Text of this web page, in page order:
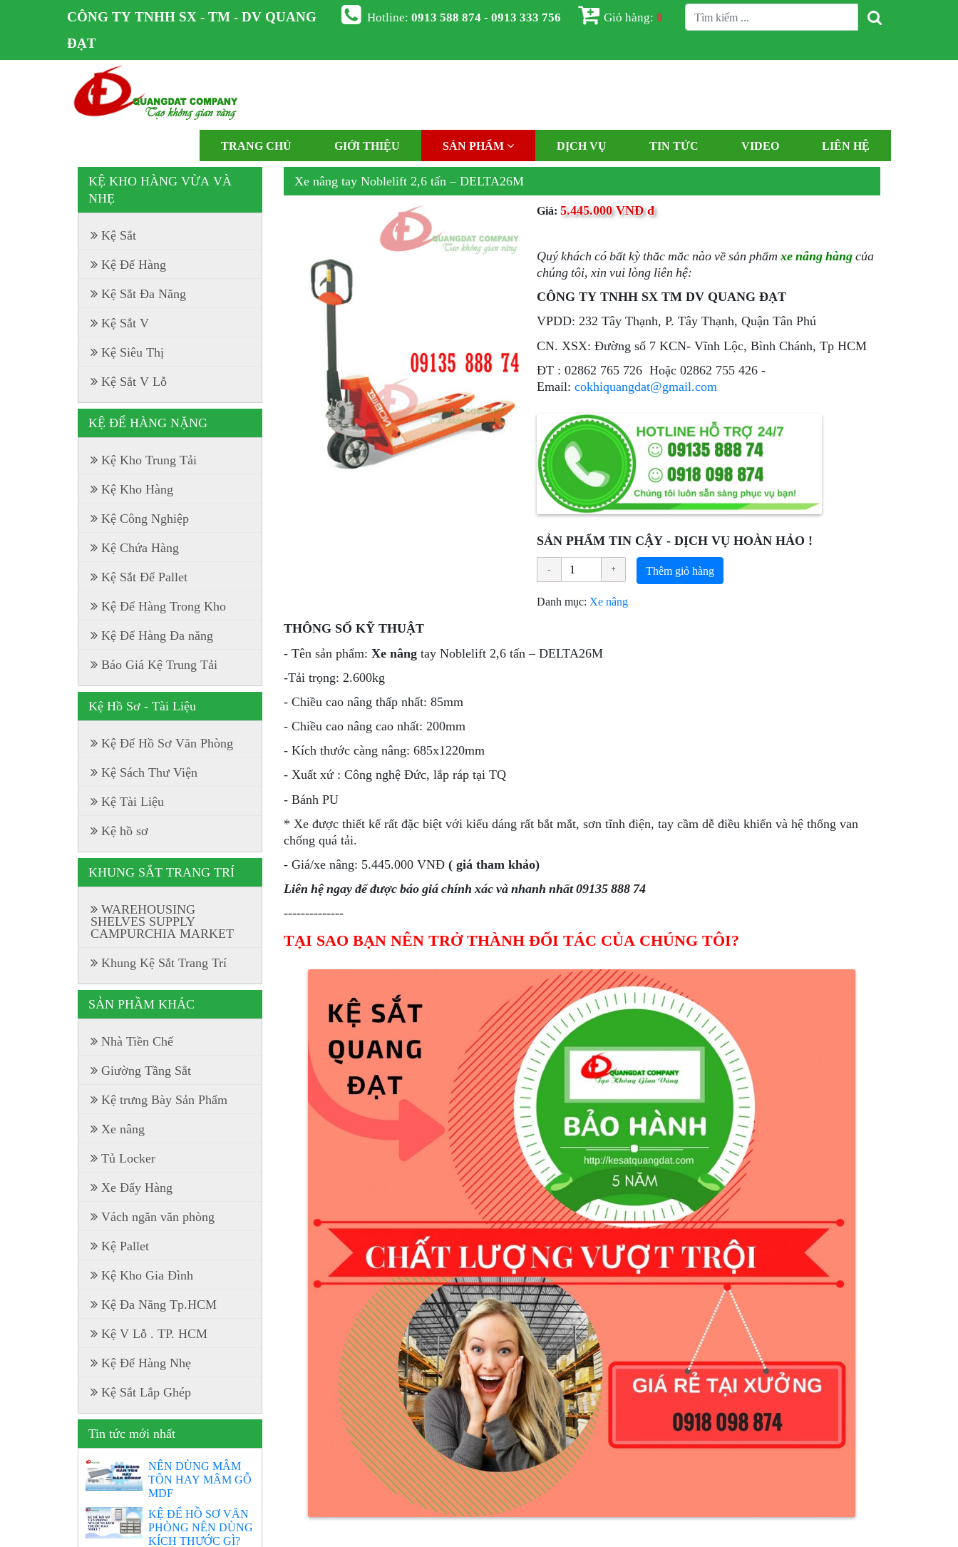
CÔNG TY TNHH SX - TM - DV QUANG
ĐẠT
Hotline:0913 588 874 - 0913 333 756 Giỏ hàng:0
TRANG CHỦ GIỚI THIỆU SẢN PHẨM DỊCH VỤ TIN TỨC VIDEO LIÊN HỆ
Xe nâng tay Noblelift 2,6 tấn – DELTA26M
Giá: 5.445.000 VNĐ đ
Quý khách có bất kỳ thắc mắc nào về sản phẩm xe nâng hàngcủa
chúng tôi, xin vui lòng liên hệ:
CÔNG TY TNHH SX TM DV QUANG ĐẠT
VPDD: 232 Tây Thạnh, P. Tây Thạnh, Quận Tân Phú
CN. XSX: Đường số 7 KCN- Vĩnh Lộc, Bình Chánh, Tp HCM
ÐT : 02862 765 726 Hoặc 02862 755 426 -
Email: cokhiquangdat@gmail.com
SẢN PHẨM TIN CẬY - DỊCH VỤ HOÀN HẢO !
Thêm giỏ hàng
Danh mục: Xe nâng
THÔNG SỐ KỸ THUẬT
- Tên sản phẩm:Xe nâng tay Noblelift 2,6 tấn – DELTA26M
-Tải trọng: 2.600kg
- Chiều cao nâng thấp nhất: 85mm
- Chiều cao nâng cao nhất: 200mm
- Kích thước càng nâng: 685x1220mm
- Xuất xứ : Công nghệ Đức, lắp ráp tại TQ
- Bánh PU
* Xe được thiết kế rất đặc biệt với kiểu dáng rất bắt mắt, sơn tĩnh điện, tay cầm dễ điều khiển và hệ thống van
chống quá tải.
- Giá/xe nâng: 5.445.000 VNĐ( giá tham khảo)
Liên hệ ngay để được báo giá chính xác và nhanh nhất 09135 888 74
--------------
TẠI SAO BẠN NÊN TRỞ THÀNH ĐỐI TÁC CỦA CHÚNG TÔI?
KỆ KHO HÀNG VỪA VÀ
NHẸ
Kệ Sắt
Kệ Để Hàng
Kệ Sắt Đa Năng
Kệ Sắt V
Kệ Siêu Thị
Kệ Sắt V Lỗ
KỆ ĐỂ HÀNG NẶNG
Kệ Kho Trung Tải
Kệ Kho Hàng
Kệ Công Nghiệp
Kệ Chứa Hàng
Kệ Sắt Để Pallet
Kệ Để Hàng Trong Kho
Kệ Để Hàng Đa năng
Báo Giá Kệ Trung Tải
Kệ Hồ Sơ - Tài Liệu
Kệ Để Hồ Sơ Văn Phòng
Kệ Sách Thư Viện
Kệ Tài Liệu
Kệ hồ sơ
KHUNG SẮT TRANG TRÍ
WAREHOUSING
SHELVES SUPPLY
CAMPURCHIA MARKET
Khung Kệ Sắt Trang Trí
SẢN PHẦM KHÁC
Nhà Tiền Chế
Giường Tầng Sắt
Kệ trưng Bày Sản Phẩm
Xe nâng
Tủ Locker
Xe Đẩy Hàng
Vách ngăn văn phòng
Kệ Pallet
Kệ Kho Gia Đình
Kệ Đa Năng Tp.HCM
Kệ V Lỗ . TP. HCM
Kệ Để Hàng Nhẹ
Kệ Sắt Lắp Ghép
Tin tức mới nhất
NÊN DÙNG MÂM
TÔN HAY MÂM GỖ
MDF
KỆ ĐỂ HỒ SƠ VĂN
PHÒNG NÊN DÙNG
KÍCH THƯỚC GÌ?